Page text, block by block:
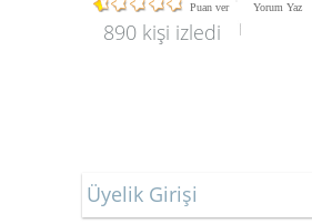
Puan ver Yorum Yaz
890 kişi izledi
Üyelik Girişi